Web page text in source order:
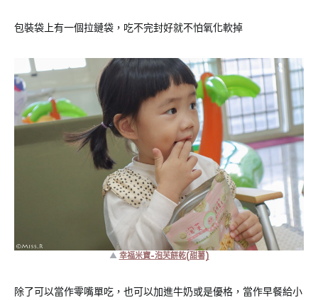
包裝袋上有一個拉鏈袋，吃不完封好就不怕氧化軟掉
▲ 幸福米寶-泡芙餅乾(甜薯)
除了可以當作零嘴單吃，也可以加進牛奶或是優格，當作早餐給小